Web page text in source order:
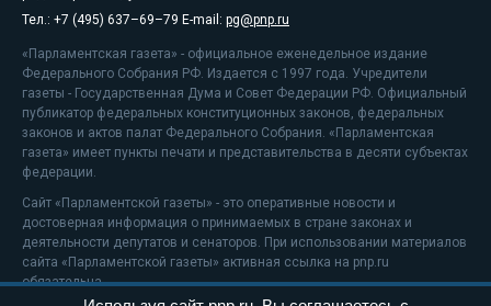
Тел.: +7 (495) 637–69–79 E-mail: pg@pnp.ru
«Парламентская газета» - официальное еженедельное издание
Федерального Собрания РФ. Издается с 1997 года. Учредители
газеты - Государственная Дума и Совет Федерации РФ. Официальный
публикатор федеральных конституционных законов, федеральных
законов и актов палат Федерального Собрания. «Парламентская
газета» имеет пункты печати и представительства в десяти субъектах
федерации.
Сайт «Парламентской газеты» - это оперативные новости и
достоверная информация о принимаемых в стране законах и
деятельности депутатов и сенаторов. При использовании материалов
сайта «Парламентской газеты» активная ссылка на pnp.ru
обязательна.